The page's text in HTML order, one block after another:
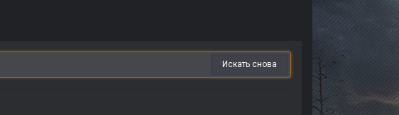
Искать снова